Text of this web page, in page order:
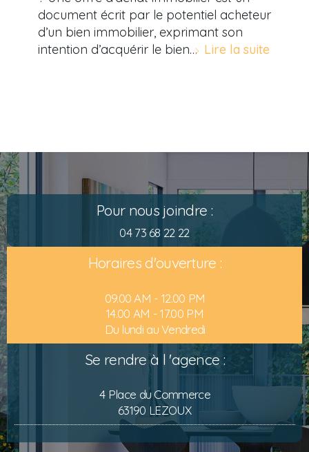
document écrit par le potentiel acheteur
d’un bien immobilier, exprimant son
intention d’acquérir le bien… Lire la suite
Pour nous joindre :
04 73 68 22 22
Horaires d'ouverture :
09.00 AM - 12.00 PM
14.00 AM - 17.00 PM
Du lundi au Vendredi
Se rendre à l 'agence :
4 Place du Commerce
63190 LEZOUX